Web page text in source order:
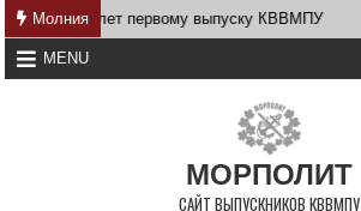
Skip
to
content
Молниявыпуску КВВМПУ 2026-07-07
MENU
МОРПОЛИТ
САЙТ ВЫПУСКНИКОВ КВВМПУ